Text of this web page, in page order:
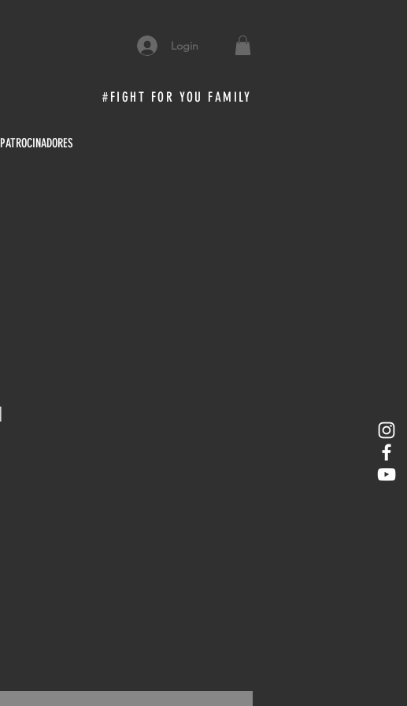
Login
#FIGHT FOR YOU FAMILY
PATROCINADORES